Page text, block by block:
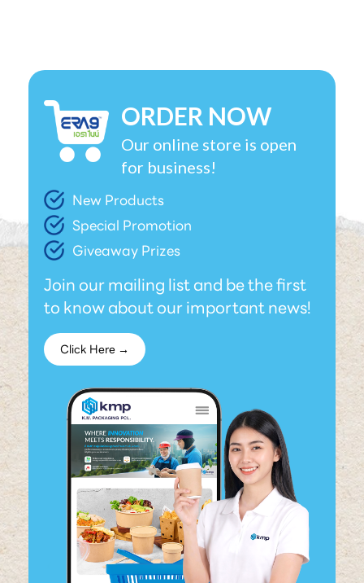
ORDER NOW
Our online store is open
for business!
New Products
Special Promotion
Giveaway Prizes
Join our mailing list and be the first
to know about our important news!
Click Here →